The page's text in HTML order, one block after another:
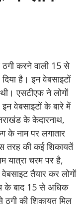
ठगी करने वाली 15 से
है। इन वेबसाइटों
एसटीएफ ने लोगों
वेबसाइटों के बारे में
के केदारनाथ,
के नाम पर लगातार
तरह की कई शिकायतें
यात्रा चरम पर है,
तैयार कर लोगों
के बाद 15 से अधिक
ठगी की शिकायत मिल